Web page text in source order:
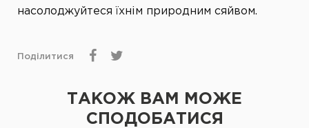
насолоджуйтеся їхнім природним сяйвом.
Поділитися
ТАКОЖ ВАМ МОЖЕ
СПОДОБАТИСЯ